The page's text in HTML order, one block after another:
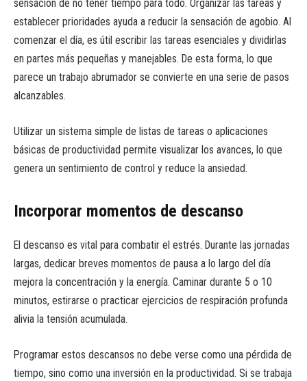
sensación de no tener tiempo para todo. Organizar las tareas y
establecer prioridades ayuda a reducir la sensación de agobio. Al
comenzar el día, es útil escribir las tareas esenciales y dividirlas
en partes más pequeñas y manejables. De esta forma, lo que
parece un trabajo abrumador se convierte en una serie de pasos
alcanzables.
Utilizar un sistema simple de listas de tareas o aplicaciones
básicas de productividad permite visualizar los avances, lo que
genera un sentimiento de control y reduce la ansiedad.
Incorporar momentos de descanso
El descanso es vital para combatir el estrés. Durante las jornadas
largas, dedicar breves momentos de pausa a lo largo del día
mejora la concentración y la energía. Caminar durante 5 o 10
minutos, estirarse o practicar ejercicios de respiración profunda
alivia la tensión acumulada.
Programar estos descansos no debe verse como una pérdida de
tiempo, sino como una inversión en la productividad. Si se trabaja